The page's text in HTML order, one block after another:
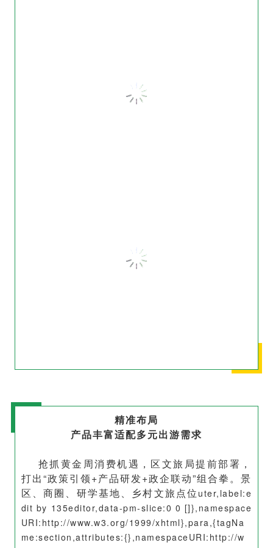
精准布局
产品丰富适配多元出游需求
抢抓黄金周消费机遇，区文旅局提前部署，
打出“政策引领+产品研发+政企联动”组合拳。景
区、商圈、研学基地、乡村文旅点位 uter,label:e
dit by 135editor,data-pm-slice:0 0 []},namespace
URI: http://www.w3.org/1999/xhtml},para,{tagNa
me:section,attributes:{},namespaceURI: http://w